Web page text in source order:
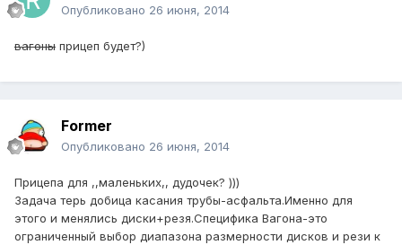
Опубликовано 26 июня, 2014
вагоны прицеп будет?)
Former
Опубликовано 26 июня, 2014
Прицепа для ,,маленьких,, дудочек? )))
Задача терь добица касания трубы-асфальта.Именно для
этого и менялись диски+резя.Специфика Вагона-это
ограниченный выбор диапазона размерности дисков и рези к